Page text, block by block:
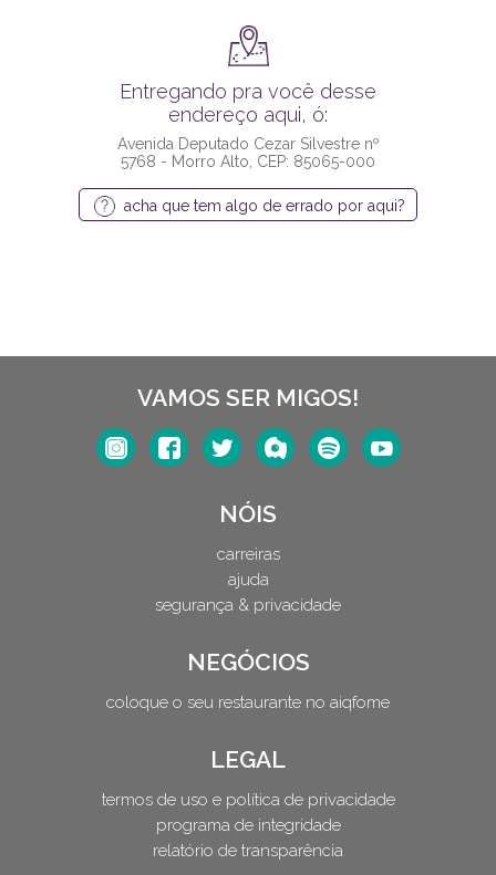
Entregando pra você desse
endereço aqui, ó:
Avenida Deputado Cezar Silvestre nº
5768 - Morro Alto, CEP: 85065-000
acha que tem algo de errado por aqui?
VAMOS SER MIGOS!
NÓIS
carreiras
ajuda
segurança & privacidade
NEGÓCIOS
coloque o seu restaurante no aiqfome
LEGAL
termos de uso e política de privacidade
programa de integridade
relatório de transparência